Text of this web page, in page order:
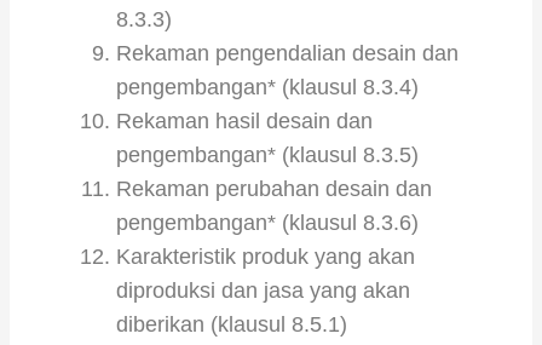
8.3.3)
Rekaman pengendalian desain dan
pengembangan* (klausul 8.3.4)
Rekaman hasil desain dan
pengembangan* (klausul 8.3.5)
Rekaman perubahan desain dan
pengembangan* (klausul 8.3.6)
Karakteristik produk yang akan
diproduksi dan jasa yang akan
diberikan (klausul 8.5.1)